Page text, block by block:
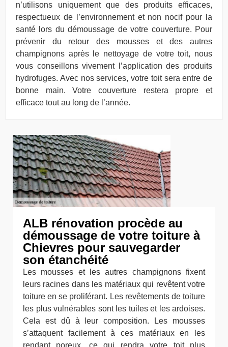
n’utilisons uniquement que des produits efficaces,
respectueux de l’environnement et non nocif pour la
santé lors du démoussage de votre couverture. Pour
prévenir du retour des mousses et des autres
champignons après le nettoyage de votre toit, nous
vous conseillons vivement l’application des produits
hydrofuges. Avec nos services, votre toit sera entre de
bonne main. Votre couverture restera propre et
efficace tout au long de l’année.
ALB rénovation procède au
démoussage de votre toiture à
Chievres pour sauvegarder
son étanchéité
Les mousses et les autres champignons fixent
leurs racines dans les matériaux qui revêtent votre
toiture en se proliférant. Les revêtements de toiture
les plus vulnérables sont les tuiles et les ardoises.
Cela est dû à leur composition. Les mousses
s’attaquent facilement à ces matériaux en les
rendant poreux, ce qui rendra votre toit plus